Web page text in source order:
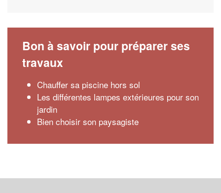
Bon à savoir pour préparer ses
travaux
Chauffer sa piscine hors sol
Les différentes lampes extérieures pour son
jardin
Bien choisir son paysagiste